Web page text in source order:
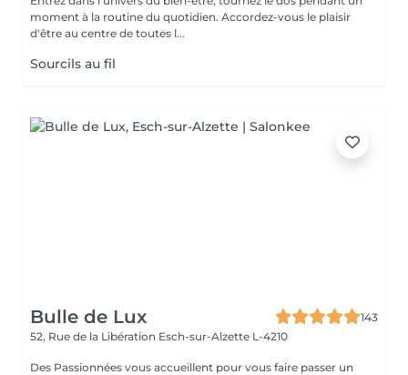
moment à la routine du quotidien. Accordez-vous le plaisir
d'être au centre de toutes l...
Sourcils au fil
Bulle de Lux
143
52, Rue de la Libération Esch-sur-Alzette L-4210
Des Passionnées vous accueillent pour vous faire passer un